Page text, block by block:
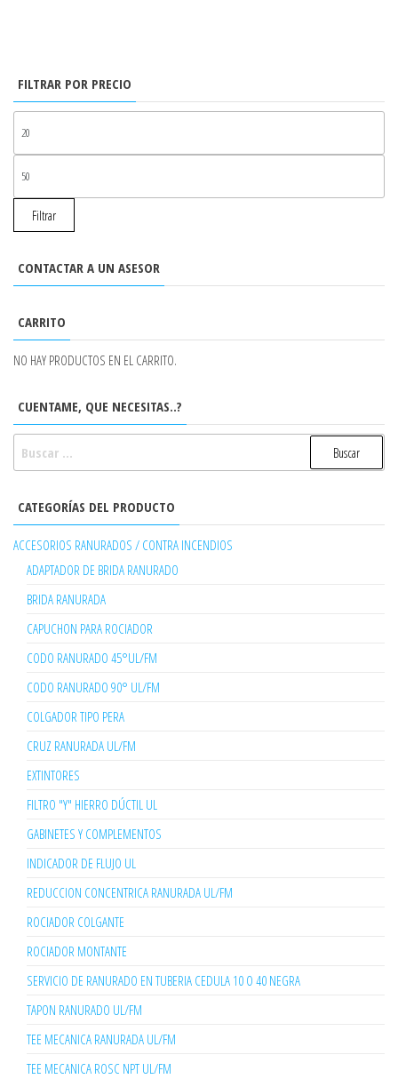
FILTRAR POR PRECIO
Filtrar
CONTACTAR A UN ASESOR
CARRITO
NO HAY PRODUCTOS EN EL CARRITO.
CUENTAME, QUE NECESITAS..?
CATEGORÍAS DEL PRODUCTO
ACCESORIOS RANURADOS / CONTRA INCENDIOS
ADAPTADOR DE BRIDA RANURADO
BRIDA RANURADA
CAPUCHON PARA ROCIADOR
CODO RANURADO 45°UL/FM
CODO RANURADO 90° UL/FM
COLGADOR TIPO PERA
CRUZ RANURADA UL/FM
EXTINTORES
FILTRO "Y" HIERRO DÚCTIL UL
GABINETES Y COMPLEMENTOS
INDICADOR DE FLUJO UL
REDUCCION CONCENTRICA RANURADA UL/FM
ROCIADOR COLGANTE
ROCIADOR MONTANTE
SERVICIO DE RANURADO EN TUBERIA CEDULA 10 O 40 NEGRA
TAPON RANURADO UL/FM
TEE MECANICA RANURADA UL/FM
TEE MECANICA ROSC NPT UL/FM